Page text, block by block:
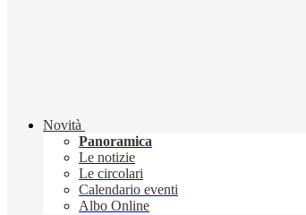
Novità
Panoramica
Le notizie
Le circolari
Calendario eventi
Albo Online